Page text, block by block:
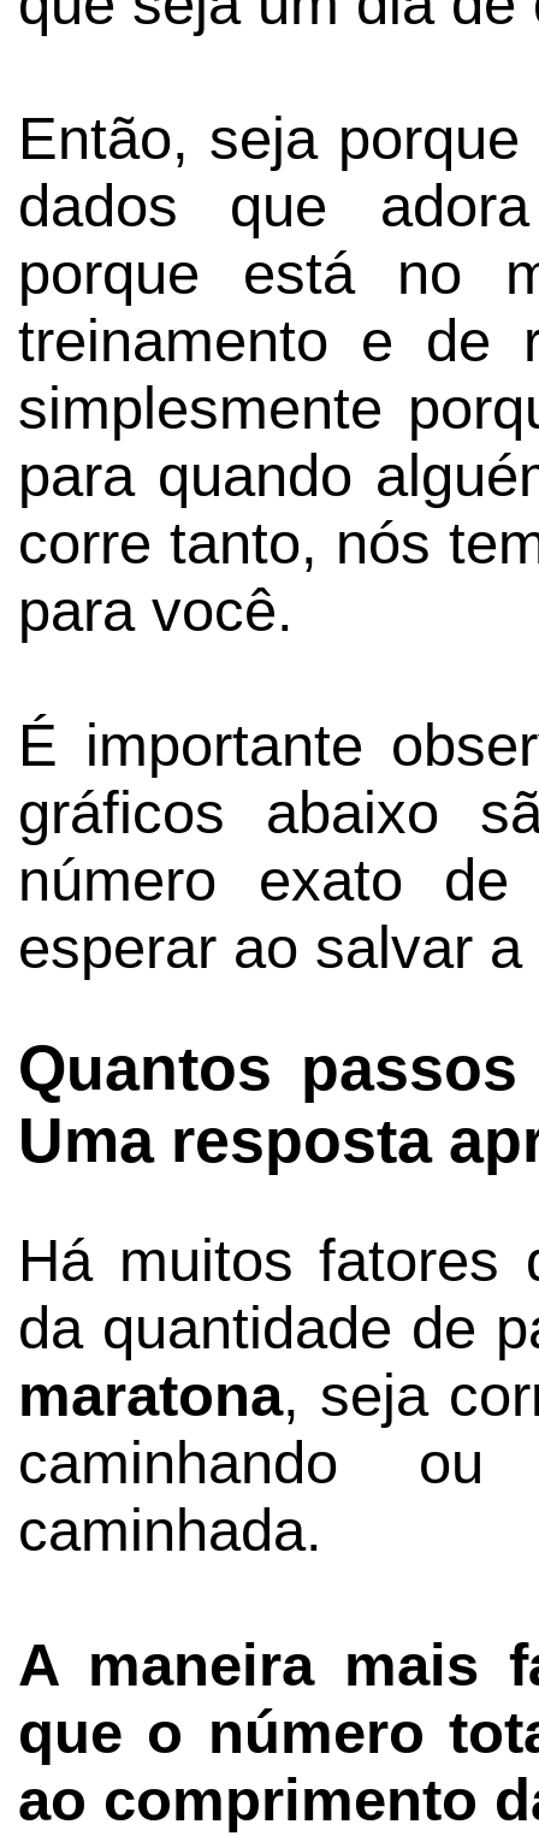
Então, seja
dados que
porque está no
treinamento e de
simplesmente
para quando
corre tanto, nós
para você.
É importante
gráficos abaixo
número exato
esperar ao salvar
Quantos
Uma resposta
Há muitos fatores
da quantidade de
maratona, seja
caminhando
caminhada.
A maneira mais
que o número
ao comprimento